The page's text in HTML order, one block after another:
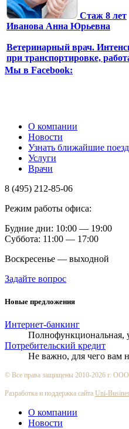
Стаж 8 лет
Иванова Анна Юрьевна
Ветеринарный врач.
при транспортировке,
Мы в Facebook:
О компании
Новости
Узнать ближайшие
Услуги
Врачи
8 (495) 212-85-06
Режим работы офиса:
Будние дни: 10:00 — 19:00
Суббота: 11:00 — 17:00
Воскресенье — выходной
Задайте вопрос
Новые предложения
Интернет-банкинг
Полнофункциональная,
Потребительский кредит
Не важно, для чего вам
© Все права защищены 2010-2026 г.
Разработка и поддержка сайта Uni-
О компании
Новости